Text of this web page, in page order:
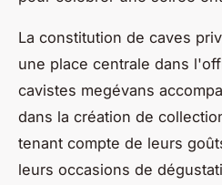
La constitution de caves
une place centrale dans
cavistes megévans
dans la création de
tenant compte de leurs
leurs occasions de